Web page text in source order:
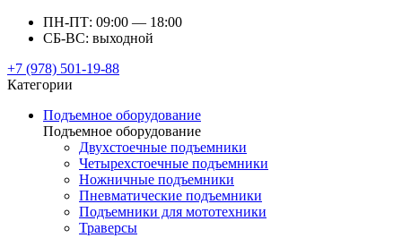
ПН-ПТ: 09:00 — 18:00
СБ-ВС: выходной
+7 (978) 501-19-88
Категории
Подъемное оборудование
Подъемное оборудование
Двухстоечные подъемники
Четырехстоечные подъемники
Ножничные подъемники
Пневматические подъемники
Подъемники для мототехники
Траверсы